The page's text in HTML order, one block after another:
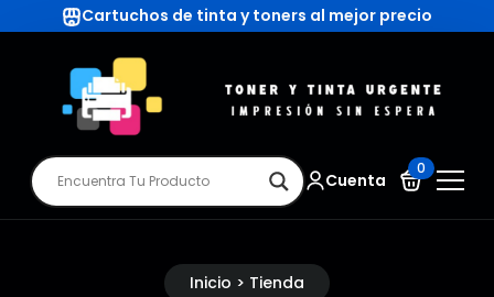
Cartuchos de tinta y toners al mejor precio
Cuenta
0
Inicio > Tienda